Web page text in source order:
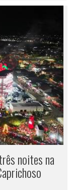
noites na